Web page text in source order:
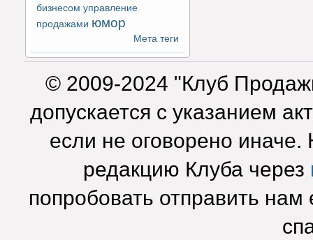
бизнесом управление
продажами юмор
Мета теги
© 2009-2024 "Клуб
допускается с указанием
если не оговорено
редакцию Клуба через
попробовать отправить нам